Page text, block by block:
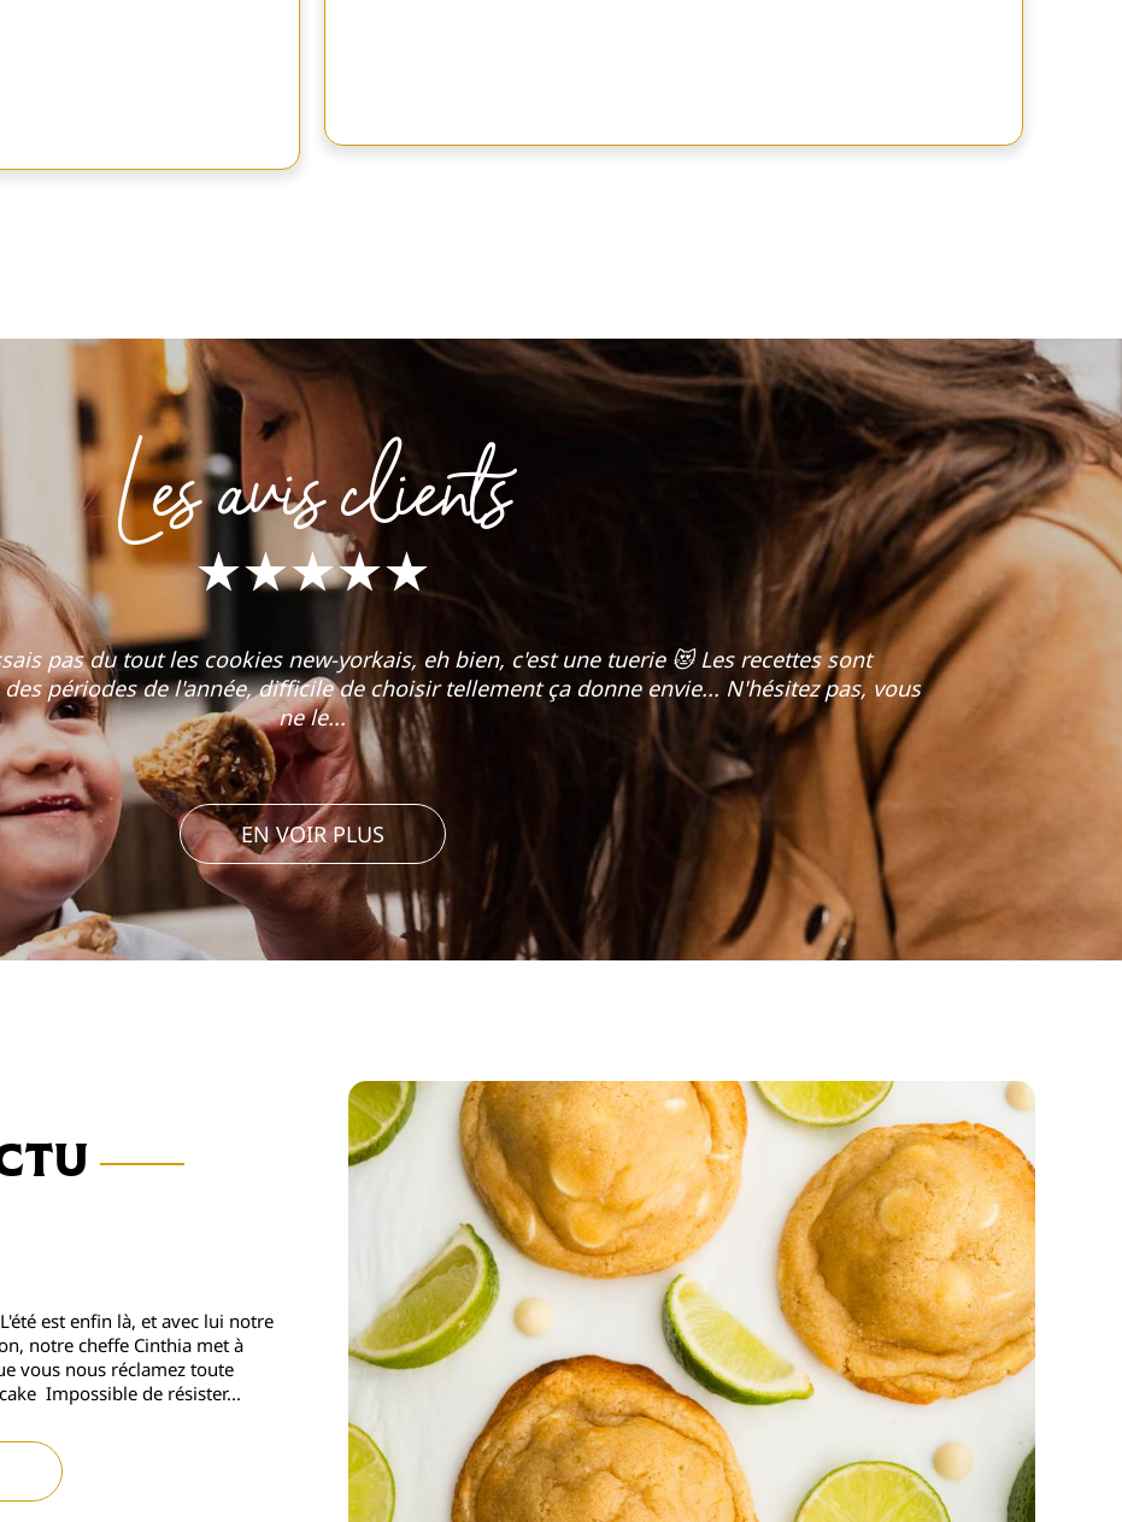
Les avis clients
pas du tout les cookies new-yorkais, eh bien, c'est une tuerie 😻 Les recettes sont
périodes de l'année, difficile de choisir tellement ça donne envie... N'hésitez pas, vous
ne le...
Nathalie H
EN VOIR PLUS
est enfin là, et avec lui notre
notre cheffe Cinthia met à
vous nous réclamez toute
Impossible de résister...
fermera ses portes du
notre équipe de prendre un
de la rentrée !
août : à partir de 12h à Paris et